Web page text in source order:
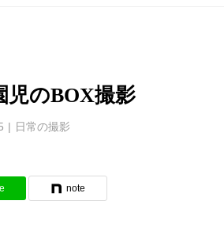
児のBOX撮影
日常の撮影
note